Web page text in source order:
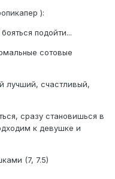
):
подойти...
сотовые
лучший, счастливый,
сразу становишься в
к девушке и
(7, 7.5)